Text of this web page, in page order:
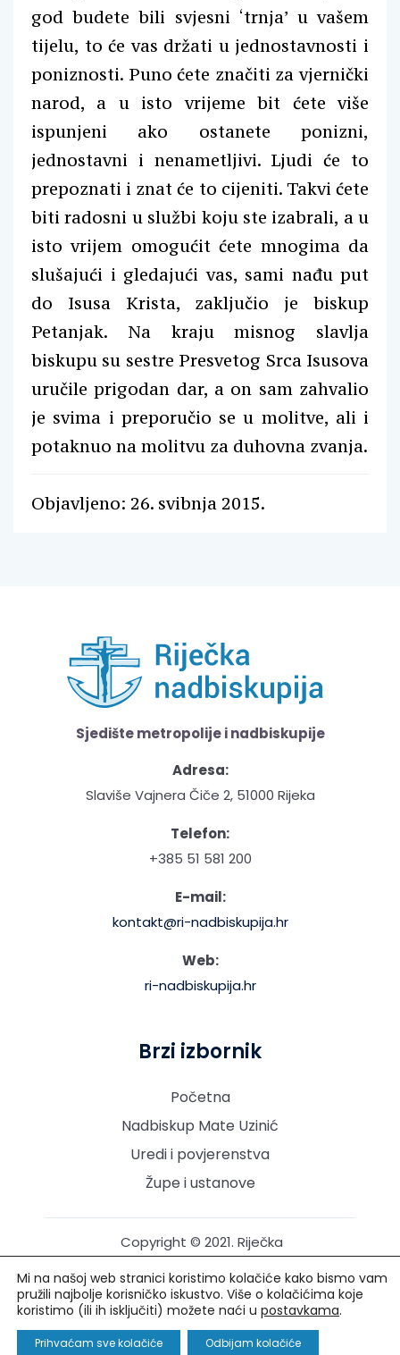
god budete bili svjesni ‘trnja’ u vašem
tijelu, to će vas držati u jednostavnosti i
poniznosti. Puno ćete značiti za vjernički
narod, a u isto vrijeme bit ćete više
ispunjeni ako ostanete ponizni,
jednostavni i nenametljivi. Ljudi će to
prepoznati i znat će to cijeniti. Takvi ćete
biti radosni u službi koju ste izabrali, a u
isto vrijem omogućit ćete mnogima da
slušajući i gledajući vas, sami nađu put
do Isusa Krista, zaključio je biskup
Petanjak. Na kraju misnog slavlja
biskupu su sestre Presvetog Srca Isusova
uručile prigodan dar, a on sam zahvalio
je svima i preporučio se u molitve, ali i
potaknuo na molitvu za duhovna zvanja.
Objavljeno: 26. svibnja 2015.
Sjedište metropolije i nadbiskupije
Adresa:
Slaviše Vajnera Čiče 2, 51000 Rijeka
Telefon:
+385 51 581 200
E-mail:
kontakt@ri-nadbiskupija.hr
Web:
ri-nadbiskupija.hr
Brzi izbornik
Početna
Nadbiskup Mate Uzinić
Uredi i povjerenstva
Župe i ustanove
Copyright © 2021. Riječka
nadbiskupija. Sva prava
pridržana.
Izrada i održavanje: Creative Media™
Mi na našoj web stranici koristimo kolačiće kako bismo vam
pružili najbolje korisničko iskustvo. Više o kolačićima koje
koristimo (ili ih isključiti) možete naći u postavkama.
Prihvaćam sve kolačiće Odbijam kolačiće